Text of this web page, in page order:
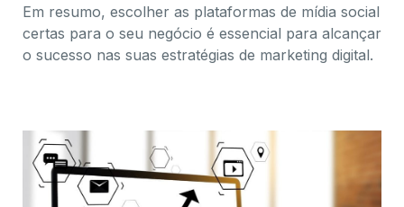
Em resumo, escolher as plataformas de mídia social
certas para o seu negócio é essencial para alcançar
o sucesso nas suas estratégias de marketing digital.